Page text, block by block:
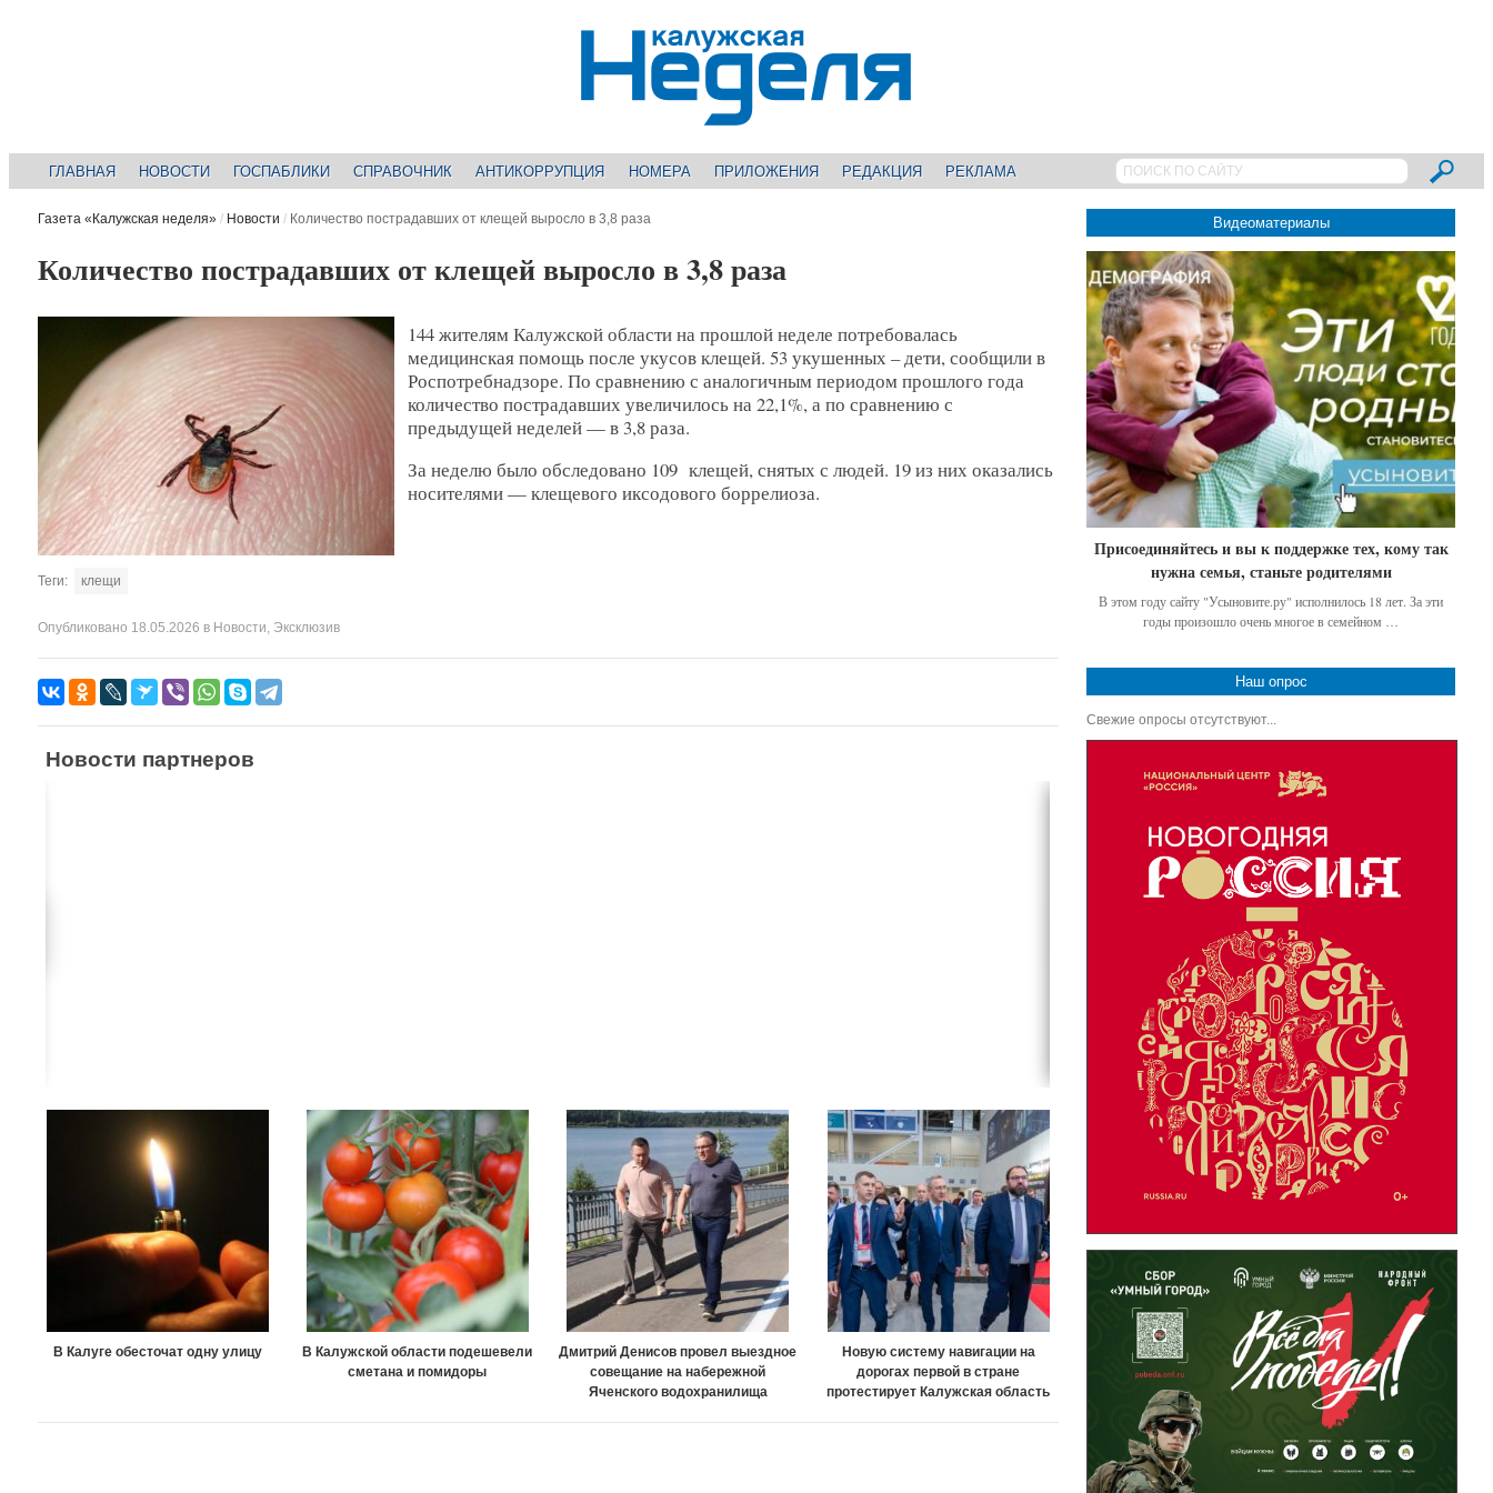
ГЛАВНАЯ НОВОСТИ ГОСПАБЛИКИ СПРАВОЧНИК АНТИКОРРУПЦИЯ НОМЕРА ПРИЛОЖЕНИЯ РЕДАКЦИЯ РЕКЛАМА
Газета «Калужская неделя» / Новости / Количество пострадавших от клещей выросло в 3,8 раза
Количество пострадавших от клещей выросло в 3,8 раза
144 жителям Калужской области на прошлой неделе потребовалась
медицинская помощь после укусов клещей. 53 укушенных – дети, сообщили в
Роспотребнадзоре. По сравнению с аналогичным периодом прошлого года
количество пострадавших увеличилось на 22,1%, а по сравнению с
предыдущей неделей — в 3,8 раза.
За неделю было обследовано 109 клещей, снятых с людей. 19 из них оказались
носителями — клещевого иксодового боррелиоза.
Теги: клещи
Опубликовано 18.05.2026 в Новости, Эксклюзив
Новости партнеров
В Калуге обесточат одну улицу
В Калужской области подешевели
сметана и помидоры
Дмитрий Денисов провел выездное
совещание на набережной
Яченского водохранилища
Новую систему навигации на
дорогах первой в стране
протестирует Калужская область
Видеоматериалы
Присоединяйтесь и вы к поддержке тех, кому так
нужна семья, станьте родителями
В этом году сайту "Усыновите.ру" исполнилось 18 лет. За эти
годы произошло очень многое в семейном …
Наш опрос
Свежие опросы отсутствуют...